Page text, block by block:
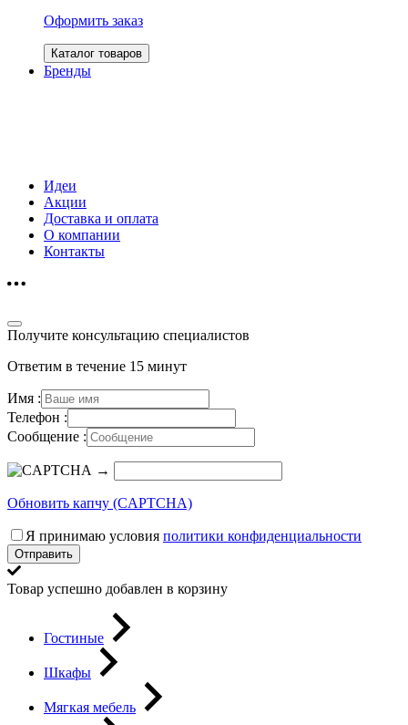
Оформить заказ
Каталог товаров
Бренды
Идеи
Акции
Доставка и оплата
О компании
Контакты
Получите консультацию специалистов
Ответим в течение 15 минут
Имя :
Телефон :
Сообщение :
→
Обновить капчу (CAPTCHA)
Я принимаю условия политики конфиденциальности
Отправить
Товар успешно добавлен в корзину
Гостиные
Шкафы
Мягкая мебель